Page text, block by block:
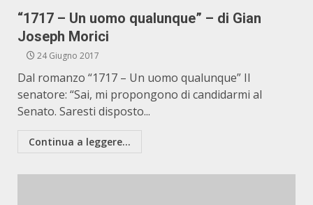
“1717 – Un uomo qualunque” – di Gian
Joseph Morici
24 Giugno 2017
Dal romanzo “1717 – Un uomo qualunque” Il
senatore: “Sai, mi propongono di candidarmi al
Senato. Saresti disposto...
Continua a leggere...